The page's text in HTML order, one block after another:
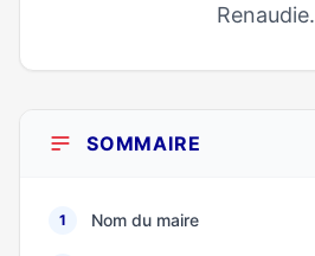
Renaudie.
SOMMAIRE
1 Nom du maire